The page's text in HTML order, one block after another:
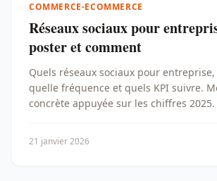
COMMERCE-ECOMMERCE
Réseaux sociaux pour
poster et comment
Quels réseaux sociaux pour
quelle fréquence et quels KPI suivre.
concrète appuyée sur les chiffres 2025.
21 janvier 2026